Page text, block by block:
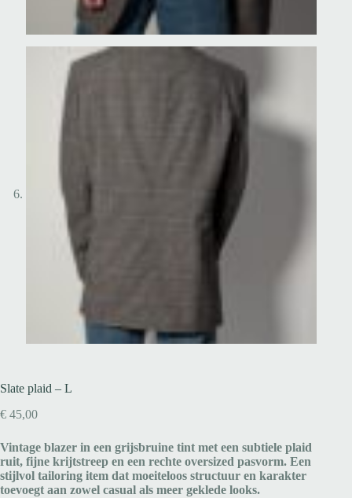
Slate plaid – L
€ 45,00
Vintage blazer in een grijsbruine tint met een subtiele plaid
ruit, fijne krijtstreep en een rechte oversized pasvorm. Een
stijlvol tailoring item dat moeiteloos structuur en karakter
toevoegt aan zowel casual als meer geklede looks.